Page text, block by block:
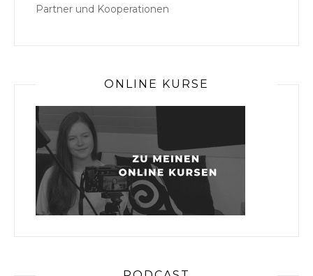
Partner und Kooperationen
ONLINE KURSE